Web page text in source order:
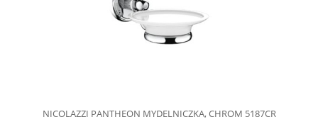
NICOLAZZI PANTHEON MYDELNICZKA, CHROM 5187CR